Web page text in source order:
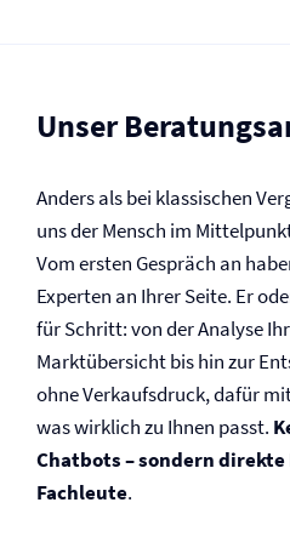
Unser
Anders als bei klassischen
uns der Mensch im
Vom ersten Gespräch an
Experten an Ihrer Seite. Er
für Schritt: von der Analyse
Marktübersicht bis hin zur
ohne Verkaufsdruck, dafür
was wirklich zu Ihnen passt.
Chatbots – sondern
Fachleute.